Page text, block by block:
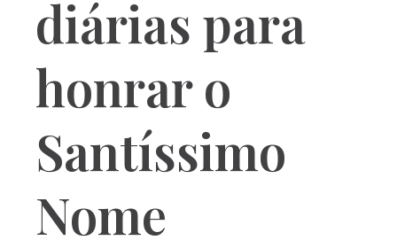
diárias para
honrar o
Santíssimo
Nome